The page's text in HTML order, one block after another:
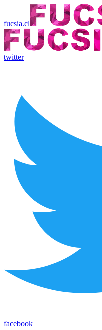
fucsia.cl
twitter
facebook